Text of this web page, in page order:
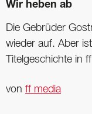
Wir heben ab
Die Gebrüder
wieder auf. Aber
Titelgeschichte in
von ff media